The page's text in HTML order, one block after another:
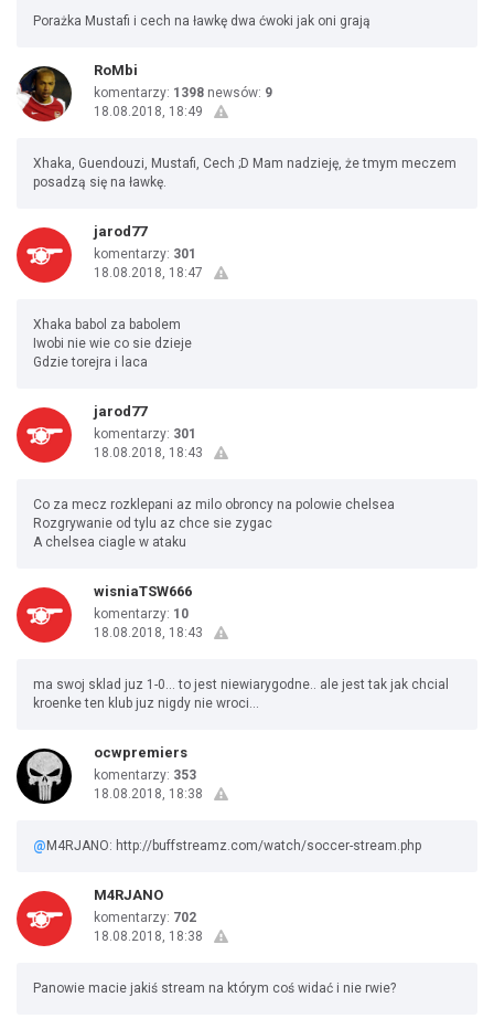
Porażka Mustafi i cech na ławkę dwa ćwoki jak oni grają
RoMbi
komentarzy: 1398 newsów: 9
18.08.2018, 18:49
Xhaka, Guendouzi, Mustafi, Cech ;D Mam nadzieję, że tmym meczem
posadzą się na ławkę.
jarod77
komentarzy: 301
18.08.2018, 18:47
Xhaka babol za babolem
Iwobi nie wie co sie dzieje
Gdzie torejra i laca
jarod77
komentarzy: 301
18.08.2018, 18:43
Co za mecz rozklepani az milo obroncy na polowie chelsea
Rozgrywanie od tylu az chce sie zygac
A chelsea ciagle w ataku
wisniaTSW666
komentarzy: 10
18.08.2018, 18:43
ma swoj sklad juz 1-0... to jest niewiarygodne.. ale jest tak jak chcial
kroenke ten klub juz nigdy nie wroci...
ocwpremiers
komentarzy: 353
18.08.2018, 18:38
@ M4RJANO: http://buffstreamz.com/watch/soccer-stream.php
M4RJANO
komentarzy: 702
18.08.2018, 18:38
Panowie macie jakiś stream na którym coś widać i nie rwie?